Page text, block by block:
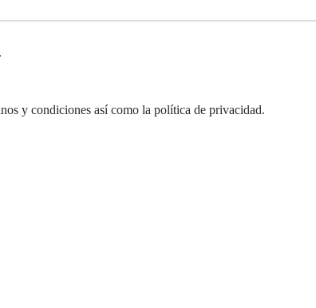
y condiciones así como la política de privacidad.